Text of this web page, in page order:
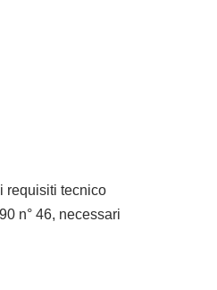
requisiti tecnico
n° 46, necessari